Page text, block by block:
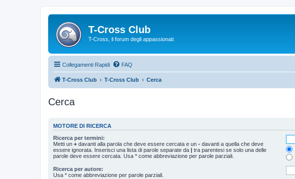
T-Cross Club
T-Cross, il forum degli appassionati
Collegamenti Rapidi FAQ
T-Cross Club T-Cross Club Cerca
Cerca
MOTORE DI RICERCA
Ricerca per termini:
Metti un + davanti alla parola che deve essere cercata e un - davanti a quella che deve
essere ignorata. Inserisci una lista di parole separate da | tra parentesi se solo una delle
parole deve essere cercata. Usa * come abbreviazione per parole parziali.
Ricerca per autore:
Usa * come abbreviazione per parole parziali.